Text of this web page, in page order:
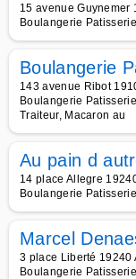
15 avenue
Boulangerie
Boulangerie
143 avenue Ribot
Boulangerie
Traiteur, Macaron au
Au pain d
14 place Allegre
Boulangerie
Marcel
3 place Liberté 19240
Boulangerie